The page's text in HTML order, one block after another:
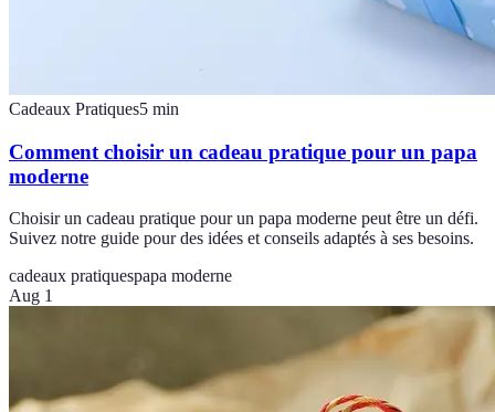
Cadeaux Pratiques5 min
Comment choisir un cadeau pratique pour un papa
moderne
Choisir un cadeau pratique pour un papa moderne peut être un défi.
Suivez notre guide pour des idées et conseils adaptés à ses besoins.
cadeaux pratiquespapa moderne
Aug 1